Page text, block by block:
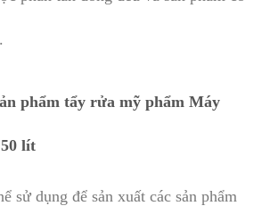
phẩm tẩy rửa mỹ phẩm Máy
lít
sử dụng để sản xuất các sản phẩm